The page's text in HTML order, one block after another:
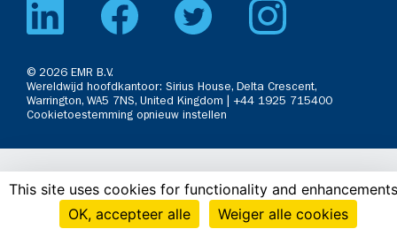
© 2026 EMR B.V.
Wereldwijd hoofdkantoor: Sirius House, Delta Crescent,
Warrington, WA5 7NS, United Kingdom | ­+44 ­1925 ­715400
Cookietoestemming opnieuw instellen
This site uses cookies for functionality and
OK, accepteer alle
Weiger alle cookies